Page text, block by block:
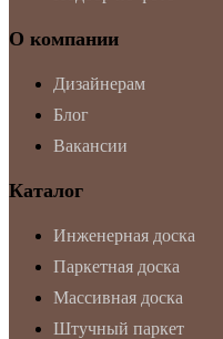
О компании
Дизайнерам
Блог
Вакансии
Каталог
Инженерная доска
Паркетная доска
Массивная доска
Штучный паркет